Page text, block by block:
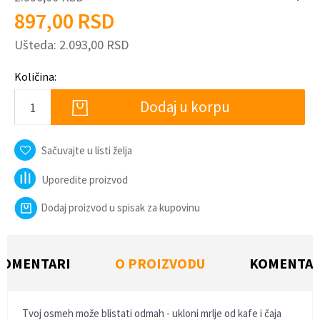
897,00 RSD
Ušteda: 2.093,00 RSD
Količina:
Dodaj u korpu
Sačuvajte u listi želja
Uporedite proizvod
Dodaj proizvod u spisak za kupovinu
O PROIZVODU
Tvoj osmeh može blistati odmah - ukloni mrlje od kafe i čaja